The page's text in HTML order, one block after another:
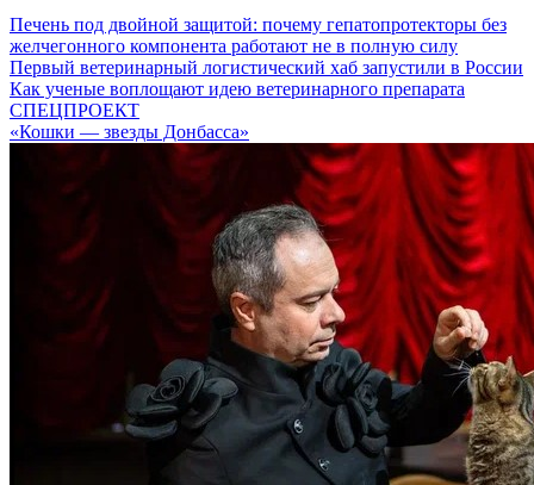
Печень под двойной защитой: почему гепатопротекторы без
желчегонного компонента работают не в полную силу
Первый ветеринарный логистический хаб запустили в России
Как ученые воплощают идею ветеринарного препарата
СПЕЦПРОЕКТ
«Кошки — звезды Донбасса»